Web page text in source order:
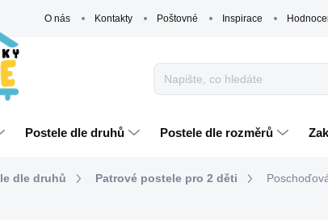
O nás Kontakty Poštovné Inspirace
Postele dle druhů Postele dle rozměrů
dle druhů Patrové postele pro 2 děti